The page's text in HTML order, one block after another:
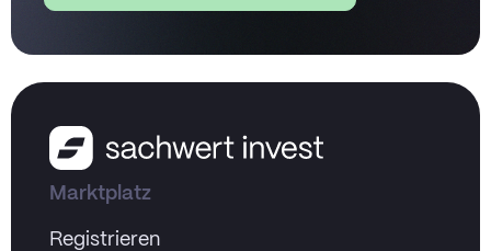
Marktplatz
Registrieren